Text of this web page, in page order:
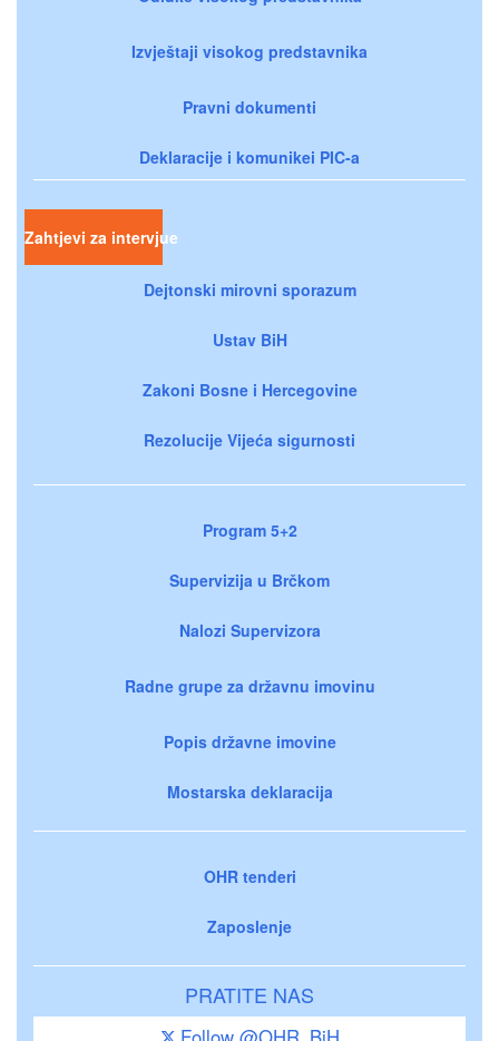
Izvještaji visokog predstavnika
Pravni dokumenti
Deklaracije i komunikei PIC-a
Zahtjevi za intervjue
Dejtonski mirovni sporazum
Ustav BiH
Zakoni Bosne i Hercegovine
Rezolucije Vijeća sigurnosti
Program 5+2
Supervizija u Brčkom
Nalozi Supervizora
Radne grupe za državnu imovinu
Popis državne imovine
Mostarska deklaracija
OHR tenderi
Zaposlenje
PRATITE NAS